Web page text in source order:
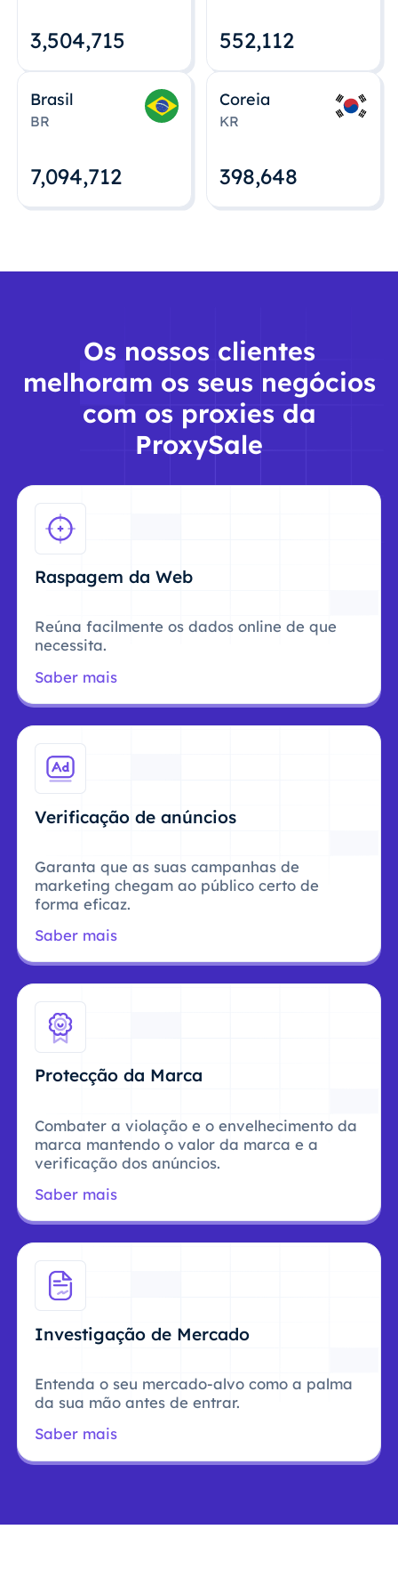
3,504,715 552,112
Brasil
BR
7,094,712
Coreia
KR
398,648
Os nossos clientes
melhoram os seus negócios
com os proxies da
ProxySale
Raspagem da Web
Reúna facilmente os dados online de que
necessita.
Saber mais
Verificação de anúncios
Garanta que as suas campanhas de
marketing chegam ao público certo de
forma eficaz.
Saber mais
Protecção da Marca
Combater a violação e o envelhecimento da
marca mantendo o valor da marca e a
verificação dos anúncios.
Saber mais
Investigação de Mercado
Entenda o seu mercado-alvo como a palma
da sua mão antes de entrar.
Saber mais